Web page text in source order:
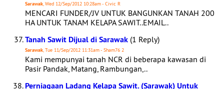
Sarawak, Wed 12/Sep/2012 10:28am - Civic R
MENCARI FUNDER/JV UNTUK BANGUNKAN TANAH 200
HA UNTUK TANAM KELAPA SAWIT..EMAIL..
Tanah Sawit Dijual di Sarawak (1 Reply)
Sarawak, Tue 11/Sep/2012 11:31am - Sham76 2
Kami mempunyai tanah NCR di beberapa kawasan di
Pasir Pandak, Matang, Rambungan,..
Perniagaan Ladang Kelapa Sawit. (Sarawak) Untuk